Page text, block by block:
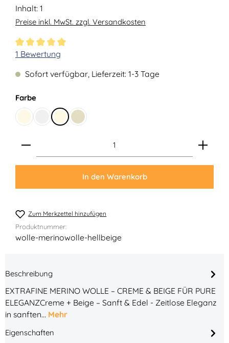
Inhalt: 1
Preise inkl. MwSt. zzgl. Versandkosten
Durchschnittliche Bewertung von 5 von 5 Sternen
1 Bewertung
Sofort verfügbar, Lieferzeit: 1-3 Tage
Farbeauswählen
CremeLeinenNatur-Meliert
Beige
Produkt Anzahl: Gib den gewünschten Wert ein
In den Warenkorb
Zum Merkzettel hinzufügen
Produktnummer:
wolle-merinowolle-hellbeige
Beschreibung
EXTRAFINE MERINO WOLLE – CREME & BEIGE FÜR PURE
ELEGANZCreme + Beige – Sanft & Edel - Zeitlose Eleganz
in sanften… Mehr
Eigenschaften